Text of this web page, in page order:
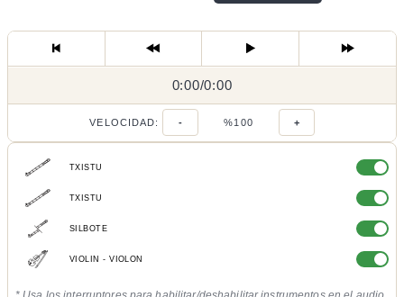
0:00/
0:00/0:00
VELOCIDAD: - %100 +
TXISTU
TXISTU
SILBOTE
VIOLIN - VIOLON